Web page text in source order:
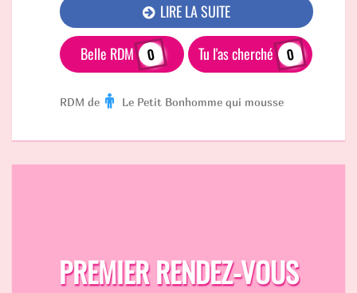
LIRE LA SUITE
Belle RDM 0 Tu l'as cherché 0
RDM de Le Petit Bonhomme qui mousse
PREMIER RENDEZ-VOUS